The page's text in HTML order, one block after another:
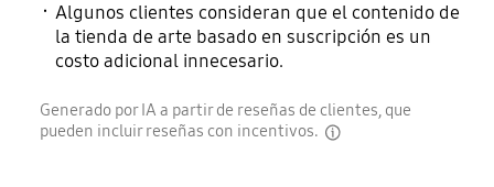
Algunos clientes consideran que el contenido de
la tienda de arte basado en suscripción es un
costo adicional innecesario.
Generado por IA a partir de reseñas de clientes, que
pueden incluir reseñas con incentivos.